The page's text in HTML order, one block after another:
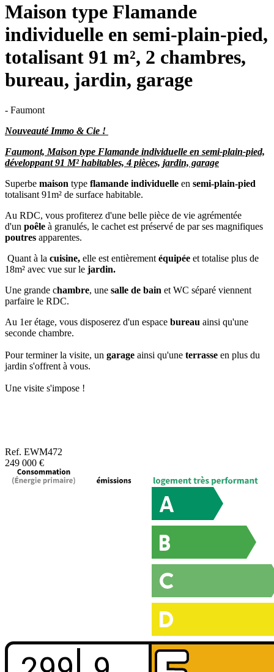
Maison type Flamande
individuelle en semi-plain-pied,
totalisant 91 m², 2 chambres,
bureau, jardin, garage
- Faumont
Nouveauté Immo & Cie !
Faumont, Maison type Flamande individuelle en semi-plain-pied,
développant 91 M² habitables, 4 pièces, jardin, garage
Superbe maison type flamande individuelle en semi-plain-pied
totalisant 91m² de surface habitable.
Au RDC, vous profiterez d'une belle pièce de vie agrémentée
d'un poêle à granulés, le cachet est préservé de par ses magnifiques
poutres apparentes.
Quant à la cuisine, elle est entièrement équipée et totalise plus de
18m² avec vue sur le jardin.
Une grande chambre, une salle de bain et WC séparé viennent
parfaire le RDC.
Au 1er étage, vous disposerez d'un espace bureau ainsi qu'une
seconde chambre.
Pour terminer la visite, un garage ainsi qu'une terrasse en plus du
jardin s'offrent à vous.
Une visite s'impose !
Ref. EWM472
249 000 €